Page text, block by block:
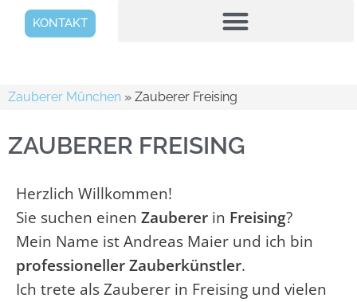
KONTAKT
Zauberer München » Zauberer Freising
ZAUBERER FREISING
Herzlich Willkommen!
Sie suchen einen Zauberer in Freising?
Mein Name ist Andreas Maier und ich bin
professionellerZauberkünstler.
Ich trete als Zauberer in Freising und vielen